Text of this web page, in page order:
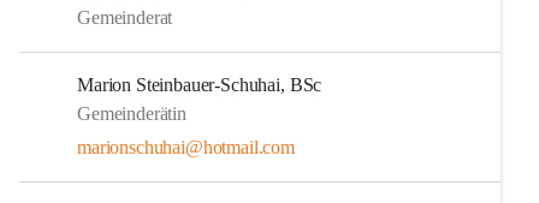
Gemeinderat
Marion Steinbauer-Schuhai, BSc
Gemeinderätin
marionschuhai@hotmail.com